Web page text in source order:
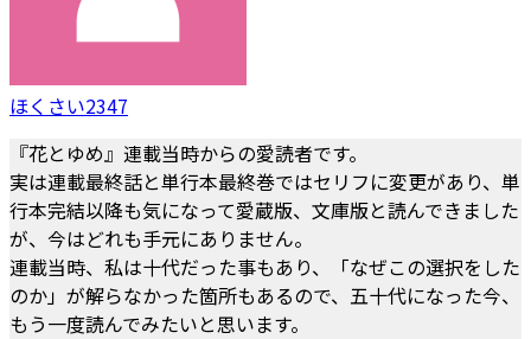
ほくさい2347
『花とゆめ』連載当時からの愛読者です。
実は連載最終話と単行本最終巻ではセリフに変更があり、単
行本完結以降も気になって愛蔵版、文庫版と読んできました
が、今はどれも手元にありません。
連載当時、私は十代だった事もあり、「なぜこの選択をした
のか」が解らなかった箇所もあるので、五十代になった今、
もう一度読んでみたいと思います。